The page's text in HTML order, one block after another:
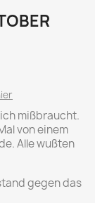
mißbraucht.
von einem
Alle wußten
gegen das